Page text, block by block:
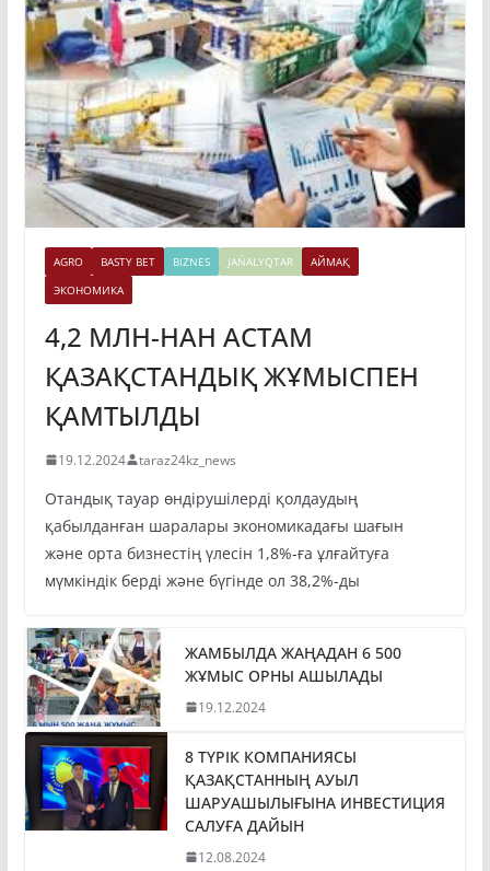
AGRO BASTY BET BIZNES JAŃALYQTAR
АЙМАҚ
ЭКОНОМИКА
4,2 МЛН-НАН АСТАМ
ҚАЗАҚСТАНДЫҚ ЖҰМЫСПЕН
ҚАМТЫЛДЫ
19.12.2024 taraz24kz_news
Отандық тауар өндірушілерді қолдаудың
қабылданған шаралары экономикадағы шағын
және орта бизнестің үлесін 1,8%-ға ұлғайтуға
мүмкіндік берді және бүгінде ол 38,2%-ды
ЖАМБЫЛДА ЖАҢАДАН 6 500
ЖҰМЫС ОРНЫ АШЫЛАДЫ
19.12.2024
8 ТҮРІК КОМПАНИЯСЫ
ҚАЗАҚСТАННЫҢ АУЫЛ
ШАРУАШЫЛЫҒЫНА ИНВЕСТИЦИЯ
САЛУҒА ДАЙЫН
12.08.2024